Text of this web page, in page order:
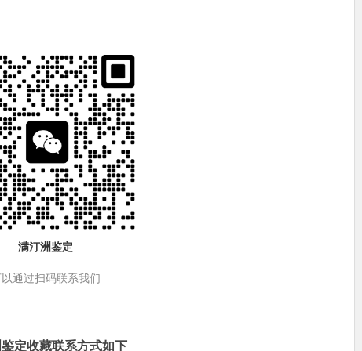
满汀洲鉴定
通过扫码联系我们
定收藏联系方式如下